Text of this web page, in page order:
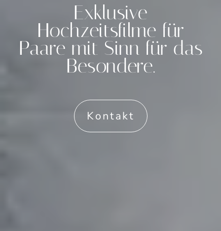
Exklusive
Hochzeitsfilme für
Paare mit Sinn für das
Besondere.
Kontakt